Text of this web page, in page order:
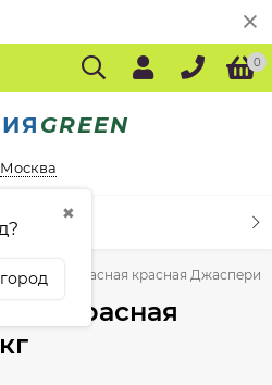
0
GREEN
Москва
✖
Овсяница красная красная
красная